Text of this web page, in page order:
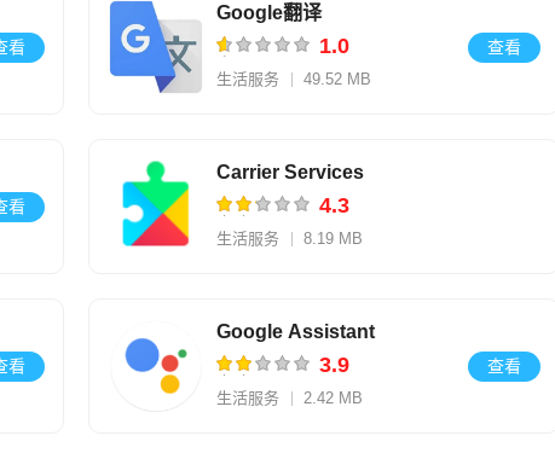
看
Google翻译
1.0
生活服务
49.52 MB
查看
看
Carrier Services
4.3
生活服务
8.19 MB
看
Google Assistant
3.9
生活服务
2.42 MB
查看